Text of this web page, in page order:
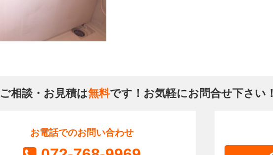
ご相談・お見積は無料です！お気軽にお問合せ下さい！
お電話でのお問い合わせ